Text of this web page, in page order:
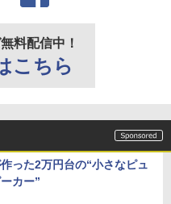
料配信中！
こちら
った2万円台の“小さなピュ
カー”